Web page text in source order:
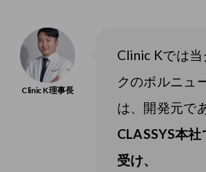
Clinic Kでは当
クのボルニュ
は、開発元で
CLASSYS本
受け、